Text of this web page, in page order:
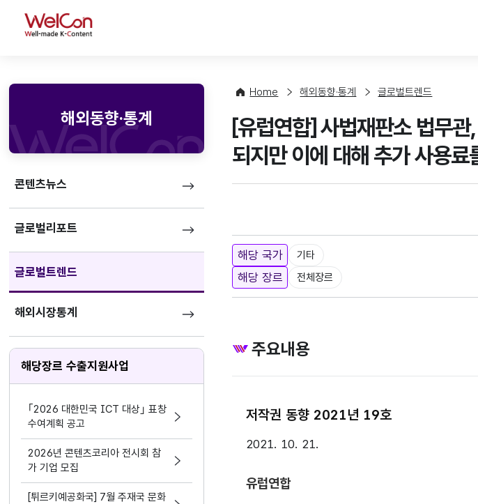
WelCon
해외동향·통계
콘텐츠뉴스
글로벌리포트
글로벌트렌드
해외시장통계
해당장르 수출지원사업
｢2026 대한민국 ICT 대상｣ 표창
수여계획 공고
2026년 콘텐츠코리아 전시회 참
가 기업 모집
[튀르키예공화국] 7월 주재국 문화
Home 해외동향·통계 글로벌트렌드
[유럽연합] 사법재판소 법무
되지만 이에 대해 추가 사용
해당 국가 기타
해당 장르 전체장르
주요내용
저작권 동향 2021년 19호
2021. 10. 21.
유럽연합